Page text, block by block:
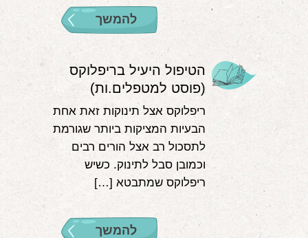
להמשך
הטיפול היעיל בריפלוקס
(פוסט למטפלים.ות)
ריפלוקס אצל תינוקות זאת אחת
הבעיות המציקות ביותר שגורמת
לתסכול רב אצל הורים רבים
וכמובן סבל לתינוק. כשיש
ריפלוקס שמתבטא […]
להמשך